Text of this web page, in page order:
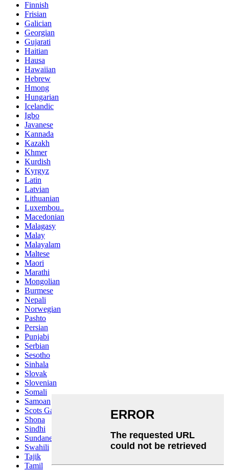
Finnish
Frisian
Galician
Georgian
Gujarati
Haitian
Hausa
Hawaiian
Hebrew
Hmong
Hungarian
Icelandic
Igbo
Javanese
Kannada
Kazakh
Khmer
Kurdish
Kyrgyz
Latin
Latvian
Lithuanian
Luxembou..
Macedonian
Malagasy
Malay
Malayalam
Maltese
Maori
Marathi
Mongolian
Burmese
Nepali
Norwegian
Pashto
Persian
Punjabi
Serbian
Sesotho
Sinhala
Slovak
Slovenian
Somali
Samoan
Scots Gaelic
Shona
Sindhi
Sundanese
Swahili
Tajik
Tamil